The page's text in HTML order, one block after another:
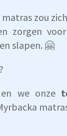
zou
zorgen
slapen. 🤗
we onze